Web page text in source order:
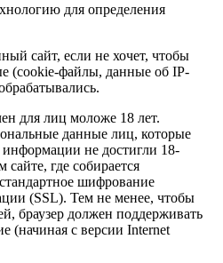
для определения
сайт, если не хочет, чтобы
(cookie-файлы, данные об IP-
для лиц моложе 18 лет.
данные лиц, которые
не достигли 18-
сайте, где собирается
шифрование
(SSL). Тем не менее, чтобы
браузер должен поддерживать
(начиная с версии Internet